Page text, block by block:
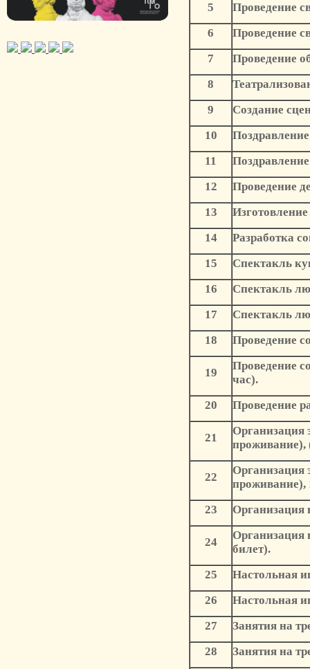
5
Проведение
6
Проведение
7
Проведение
8
9
Создание
10
11
12
Проведение
13
14
Разработка
15
Спектакль
16
Спектакль
17
Спектакль
18
Проведение
19
Проведение
час).
20
Проведение
21
Организация
проживание),
22
Организация
проживание),
23
Организация
24
Организация
билет).
25
Настольная
26
Настольная
27
Занятия на
28
Занятия на